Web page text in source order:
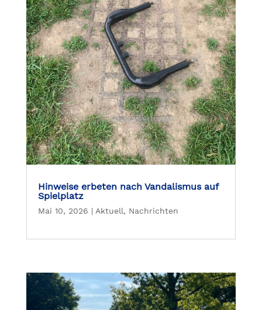
Hinweise erbeten nach Vandalismus auf
Spielplatz
Mai 10, 2026 | Aktuell, Nachrichten